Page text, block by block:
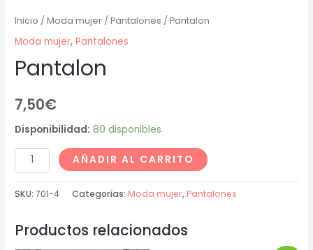
Inicio /Moda mujer /Pantalones / Pantalon
Moda mujer,Pantalones
Pantalon
7,50€
Disponibilidad: 80 disponibles
AÑADIR AL CARRITO
SKU:701-4 Categorías: Moda mujer, Pantalones
Productos relacionados